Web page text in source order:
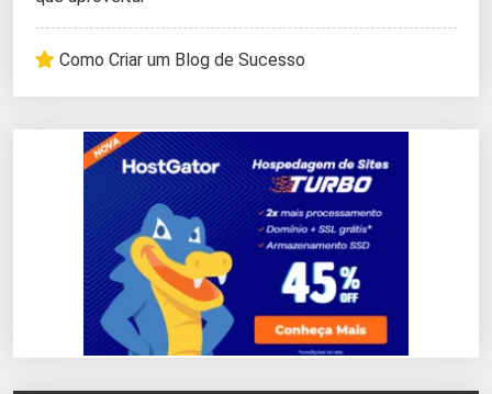
Como Criar um Blog de Sucesso